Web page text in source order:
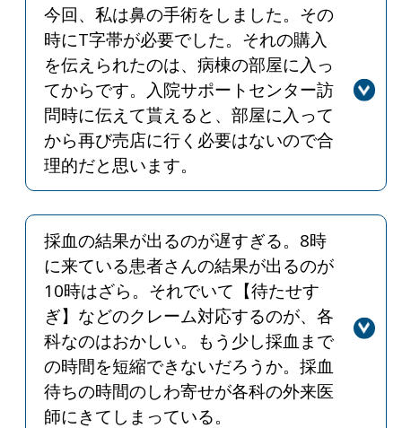
だいた件につきましては、新型コロナ
感染症陽性になる方の中には、短い期
間で複数回罹患される方もいるため、
記載項目としております。毎回お手を
煩わせておりますが、皆様にご記入い
ただいた結果は全て院内感染防止対策
に役立てておりますので、ご協力の程
どうぞよろしくお願いいたします。
今回、私は鼻の手術をしました。その
時にT字帯が必要でした。それの購入
を伝えられたのは、病棟の部屋に入っ
てからです。入院サポートセンター訪
問時に伝えて貰えると、部屋に入って
から再び売店に行く必要はないので合
理的だと思います。
回答
ご指摘ありがとうございます。入院中
に必要となる物品の購入や準備に関し
て、患者さんへ適切に案内できるよ
う、現在のシステムを見直してまいり
ます。
採血の結果が出るのが遅すぎる。8時
に来ている患者さんの結果が出るのが
10時はざら。それでいて【待たせす
ぎ】などのクレーム対応するのが、各
科なのはおかしい。もう少し採血まで
の時間を短縮できないだろうか。採血
待ちの時間のしわ寄せが各科の外来医
師にきてしまっている。